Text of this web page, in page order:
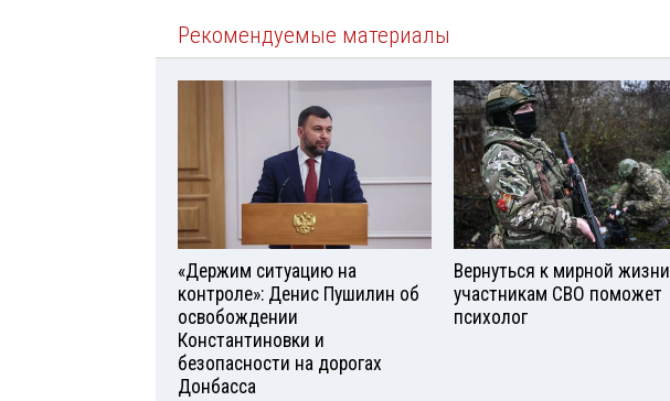
Рекомендуемые материалы
«Держим ситуацию на
контроле»: Денис Пушилин об
освобождении
Константиновки и
безопасности на дорогах
Донбасса
Вернуться к мирной жизни
участникам СВО поможет
психолог